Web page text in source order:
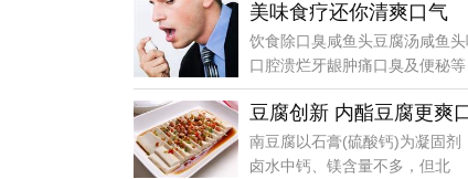
美味食疗还你清爽口气
饮食除口臭咸鱼头豆腐汤咸鱼
口腔溃烂牙龈肿痛口臭及便秘等
豆腐创新 内酯豆腐更爽
南豆腐以石膏(硫酸钙)为凝固
卤水中钙、镁含量不多，但北